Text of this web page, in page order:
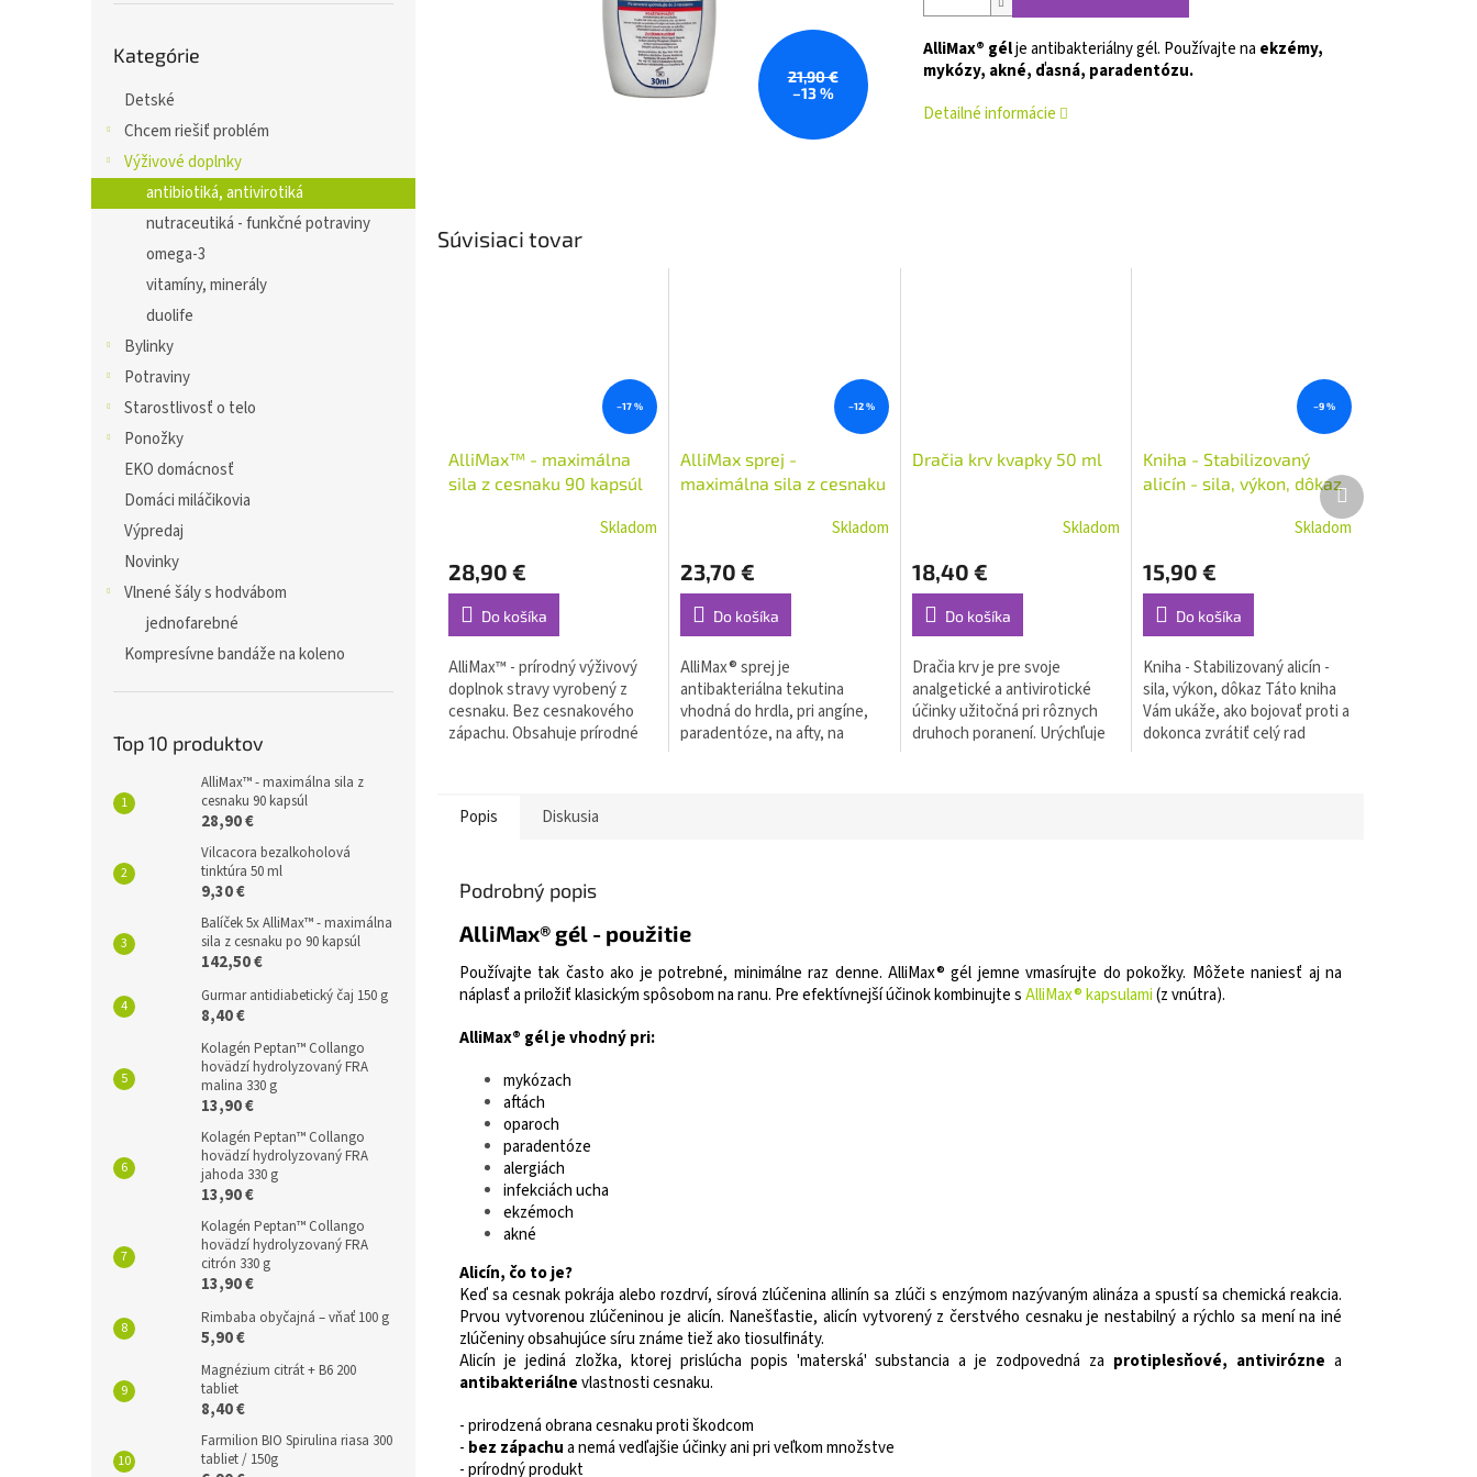
kategórie
Kategórie
Detské
Chcem riešiť problém
Výživové doplnky
antibiotiká, antivirotiká
nutraceutiká - funkčné potraviny
omega-3
vitamíny, minerály
duolife
Bylinky
Potraviny
Starostlivosť o telo
Ponožky
EKO domácnosť
Domáci miláčikovia
Výpredaj
Novinky
Vlnené šály s hodvábom
jednofarebné
Kompresívne bandáže na koleno
Top 10 produktov
AlliMax™ - maximálna sila z
cesnaku 90 kapsúl
28,90 €
Vilcacora bezalkoholová
tinktúra 50 ml
9,30 €
Balíček 5x AlliMax™ - maximálna
sila z cesnaku po 90 kapsúl
142,50 €
Gurmar antidiabetický čaj 150 g
8,40 €
Kolagén Peptan™ Collango
hovädzí hydrolyzovaný FRA
malina 330 g
13,90 €
Kolagén Peptan™ Collango
hovädzí hydrolyzovaný FRA
jahoda 330 g
13,90 €
Kolagén Peptan™ Collango
hovädzí hydrolyzovaný FRA
citrón 330 g
13,90 €
Rimbaba obyčajná – vňať 100 g
5,90 €
Magnézium citrát + B6 200
tabliet
8,40 €
Farmilion BIO Spirulina riasa 300
tabliet / 150g
21,90 €
–13 %
AlliMax® gélje antibakteriálny gél. Používajte na ekzémy,
mykózy, akné, ďasná, paradentózu.
Detailné informácie
Súvisiaci tovar
–17 %
AlliMax™ - maximálna
sila z cesnaku 90 kapsúl
Skladom
28,90 €
Do košíka
AlliMax™ - prírodný výživový
doplnok stravy vyrobený z
cesnaku. Bez cesnakového
zápachu. Obsahuje prírodné
–12 %
AlliMax sprej -
maximálna sila z cesnaku
Skladom
23,70 €
Do košíka
AlliMax® sprej je
antibakteriálna tekutina
vhodná do hrdla, pri angíne,
paradentóze, na afty, na
Dračia krv kvapky 50 ml
Skladom
18,40 €
Do košíka
Dračia krv je pre svoje
analgetické a antivirotické
účinky užitočná pri rôznych
druhoch poranení. Urýchľuje
–9 %
Kniha - Stabilizovaný
alicín - sila, výkon, dôkaz
Skladom
15,90 €
Do košíka
Kniha - Stabilizovaný alicín -
sila, výkon, dôkaz Táto kniha
Vám ukáže, ako bojovať proti a
dokonca zvrátiť celý rad
Ďalší
produkt
Popis Diskusia
Podrobný popis
AlliMax® gél - použitie
Používajte tak často ako je potrebné, minimálne raz denne. AlliMax® gél jemne vmasírujte do pokožky. Môžete naniesť aj na
náplasť a priložiť klasickým spôsobom na ranu. Pre efektívnejší účinok kombinujte sAlliMax® kapsulami(z vnútra).
AlliMax® gél je vhodný pri:
mykózach
aftách
oparoch
paradentóze
alergiách
infekciách ucha
ekzémoch
akné
Alicín, čo to je?
Keď sa cesnak pokrája alebo rozdrví, sírová zlúčenina allinín sa zlúči s enzýmom nazývaným alináza a spustí sa chemická reakcia.
Prvou vytvorenou zlúčeninou je alicín. Nanešťastie, alicín vytvorený z čerstvého cesnaku je nestabilný a rýchlo sa mení na iné
zlúčeniny obsahujúce síru známe tiež ako tiosulfináty.
Alicín je jediná zložka, ktorej prislúcha popis 'materská' substancia a je zodpovedná za protiplesňové, antivirózne a
antibakteriálnevlastnosti cesnaku.
- prirodzená obrana cesnaku proti škodcom
- bez zápachua nemá vedľajšie účinky ani pri veľkom množstve
- prírodný produkt